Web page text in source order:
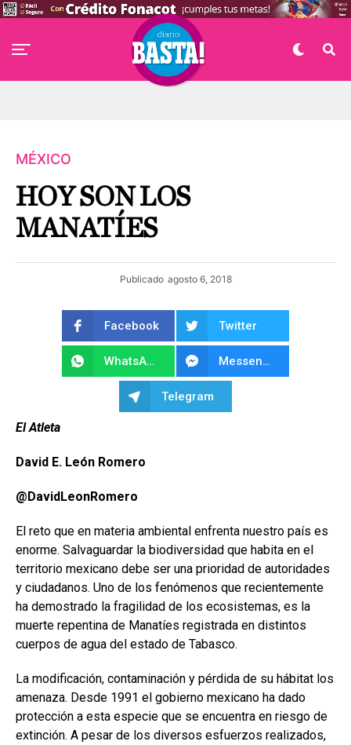
MÉXICO
HOY SON LOS
MANATÍES
Publicado agosto 6, 2018
Facebook Twitter
WhatsApp Messenger
Telegram
El Atleta
David E. León Romero
@DavidLeonRomero
El reto que en materia ambiental enfrenta nuestro país es
enorme. Salvaguardar la biodiversidad que habita en el
territorio mexicano debe ser una prioridad de autoridades
y ciudadanos. Uno de los fenómenos que recientemente
ha demostrado la fragilidad de los ecosistemas, es la
muerte repentina de Manatíes registrada en distintos
cuerpos de agua del estado de Tabasco.
La modificación, contaminación y pérdida de su hábitat los
amenaza. Desde 1991 el gobierno mexicano ha dado
protección a esta especie que se encuentra en riesgo de
extinción. A pesar de los diversos esfuerzos realizados,